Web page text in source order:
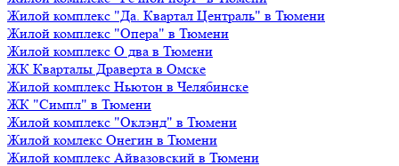
Жилой комплекс "Да. Квартал Централь" в Тюмени
Жилой комплекс "Опера" в Тюмени
Жилой комплекс О два в Тюмени
ЖК Кварталы Драверта в Омске
Жилой комплекс Ньютон в Челябинске
ЖК "Симпл" в Тюмени
Жилой комплекс "Оклэнд" в Тюмени
Жилой комлекс Онегин в Тюмени
Жилой комплекс Айвазовский в Тюмени